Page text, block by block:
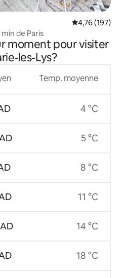
Note
4,76 (197)
de Paris
moment pour visiter
les-Lys?
Temp. moyenne
4 °C
5 °C
8 °C
11 °C
14 °C
18 °C